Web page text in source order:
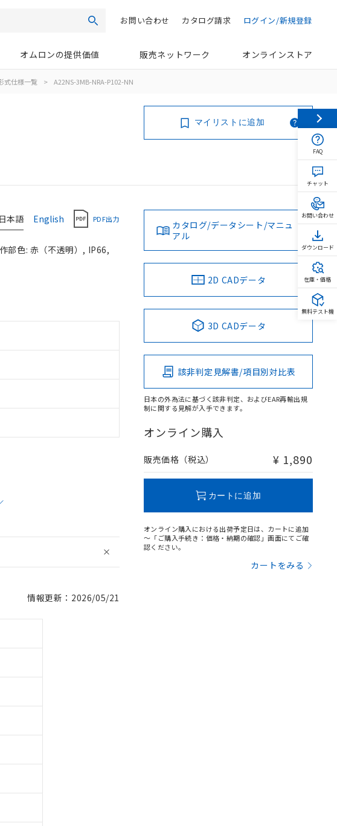
検索 ログイン/新規登録
カタログ請求
お問い合わせ
オムロンの提供価値 販売ネットワーク オンラインストア
式仕様一覧 > A22NS-3MB-NRA-P102-NN
マイリストに追加
日本語 English PDF出力
部色: 赤（不透明）, IP66,
情報更新：2026/05/21
カタログ/データシート/マニュ
アル
2D CADデータ
3D CADデータ
該非判定見解書/項目別対比表
日本の外為法に基づく該非判定、およびEAR再輸出規
制に関する見解が入手できます。
オンライン購入
販売価格（税込） ¥ 1,890
カートに追加
オンライン購入における出荷予定日は、カートに追加
～「ご購入手続き：価格・納期の確認」画面にてご確
認ください。
カートをみる
FAQ
チャット
お問い合わせ
ダウンロード
在庫・価格
無料テスト機